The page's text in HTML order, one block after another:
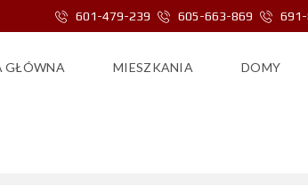
601-479-239 605-663-869
GŁÓWNA MIESZKANIA DOMY